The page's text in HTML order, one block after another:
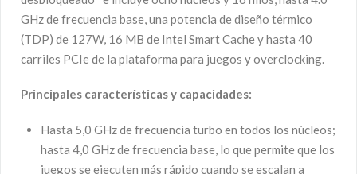
GHz de frecuencia base, una potencia de diseño térmico
(TDP) de 127W, 16 MB de Intel Smart Cache y hasta 40
carriles PCIe de la plataforma para juegos y overclocking.
Principales características y capacidades:
Hasta 5,0 GHz de frecuencia turbo en todos los núcleos;
hasta 4,0 GHz de frecuencia base, lo que permite que los
juegos se ejecuten más rápido cuando se escalan a